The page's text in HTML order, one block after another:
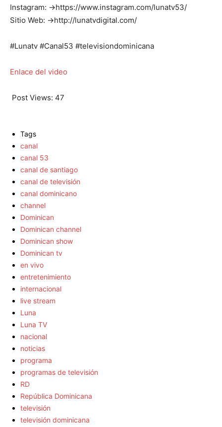
Instagram: →https://www.instagram.com/lunatv53/
Sitio Web: →http://lunatvdigital.com/
#Lunatv #Canal53 #televisiondominicana
Enlace del video
Post Views: 47
Tags
canal
canal 53
canal de santiago
canal de televisión
canal dominicano
channel
Dominican
Dominican channel
Dominican show
Dominican tv
en vivo
entretenimiento
internacional
live stream
Luna
Luna TV
nacional
noticias
programa
programas de televisión
RD
República Dominicana
televisión
televisión dominicana